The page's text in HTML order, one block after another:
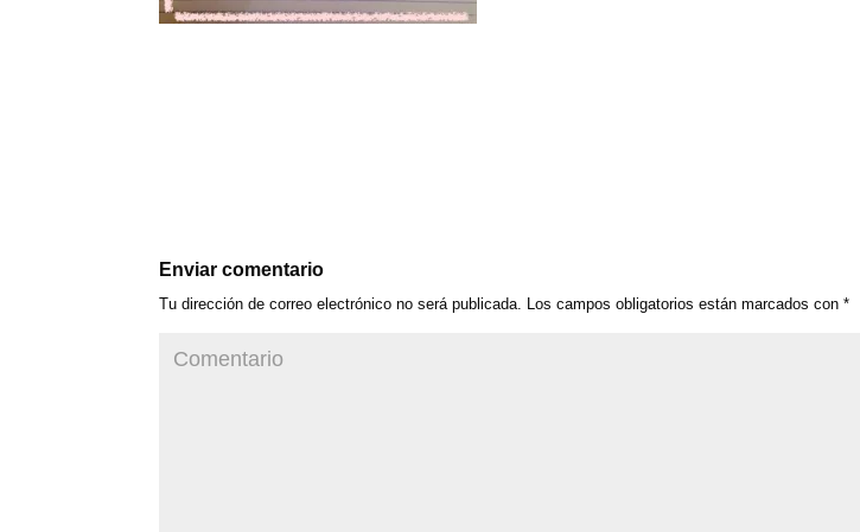
Enviar comentario
Tu dirección de correo electrónico no será publicada. Los campos obligatorios están marcados con*